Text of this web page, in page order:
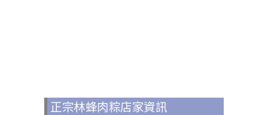
正宗林蜂肉粽店家資訊